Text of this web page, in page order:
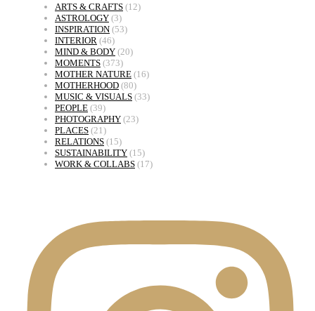
ARTS & CRAFTS (12)
ASTROLOGY (3)
INSPIRATION (53)
INTERIOR (46)
MIND & BODY (20)
MOMENTS (373)
MOTHER NATURE (16)
MOTHERHOOD (80)
MUSIC & VISUALS (33)
PEOPLE (39)
PHOTOGRAPHY (23)
PLACES (21)
RELATIONS (15)
SUSTAINABILITY (15)
WORK & COLLABS (17)